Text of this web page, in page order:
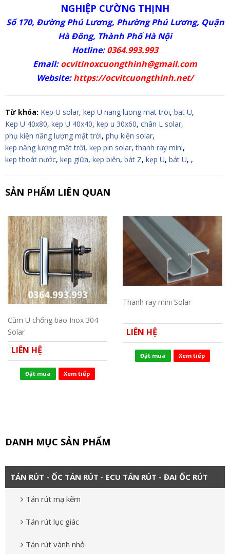
NGHIỆP CƯỜNG THỊNH
Số 170, Đường Phú Lương, Phường Phú Lương, Quận
Hà Đông, Thành Phố Hà Nội
Hotline:0364.993.993
Email:ocvitinoxcuongthinh@gmail.com
Website: https://ocvitcuongthinh.net/
Từ khóa: Kep U solar, kep U nang luong mat troi, bat U,
Kep U 40x80, kep U 40x40, kep u 30x60, chân L solar,
phụ kiện năng lượng mặt trời, phụ kiện solar,
kẹp năng lượng mặt trời, kẹp pin solar, thanh ray mini,
kẹp thoát nước, kẹp giữa, kẹp biên, bát Z, kẹp U, bát U, ,
SẢN PHẨM LIÊN QUAN
Cùm U chống bão Inox 304
Solar
LIÊN HỆ
Đặt mua Xem tiếp
Thanh ray mini Solar
LIÊN HỆ
Đặt mua Xem tiếp
DANH MỤC SẢN PHẨM
TÁN RÚT - ỐC TÁN RÚT - ECU TÁN RÚT - ĐAI ỐC RÚT
Tán rút mạ kẽm
Tán rút lục giác
Tán rút vành nhỏ